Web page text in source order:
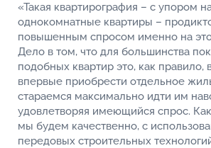
«Такая квартирография – с упором
однокомнатные квартиры –
повышенным спросом именно на
Дело в том, что для большинства
подобных квартир это, как правило,
впервые приобрести отдельное
стараемся максимально идти им
удовлетворяя имеющийся спрос. Как
мы будем качественно, с
передовых строительных